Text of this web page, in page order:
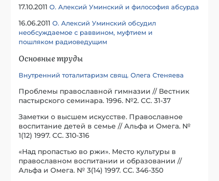
17.10.2011О. Алексий Уминский и философия абсурда
16.06.2011О. Алексий Уминский обсудил
необсуждаемое с раввином, муфтием и
пошляком радиоведущим
Основные труды
Внутренний тоталитаризм свящ. Олега Стеняева
Проблемы православной гимназии // Вестник
пастырского семинара. 1996. №2. СС. 31-37
Заметки о высшем искусстве. Православное
воспитание детей в семье // Альфа и Омега. №
1(12) 1997. СС. 310-316
«Над пропастью во ржи». Место культуры в
православном воспитании и образовании //
Альфа и Омега. № 3(14) 1997. СС. 346-350